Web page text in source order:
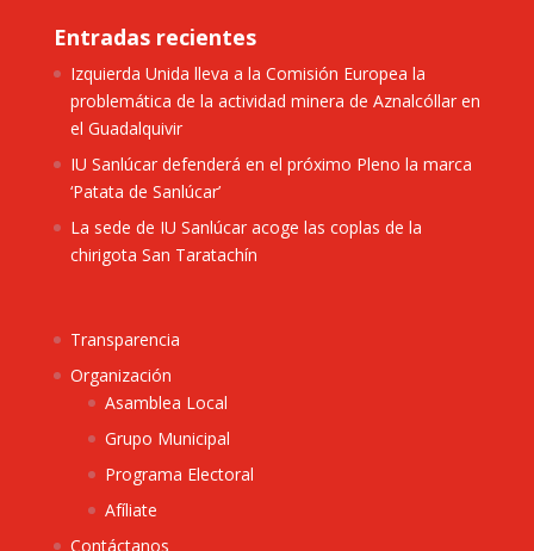
Entradas recientes
Izquierda Unida lleva a la Comisión Europea la
problemática de la actividad minera de Aznalcóllar en
el Guadalquivir
IU Sanlúcar defenderá en el próximo Pleno la marca
‘Patata de Sanlúcar’
La sede de IU Sanlúcar acoge las coplas de la
chirigota San Taratachín
Transparencia
Organización
Asamblea Local
Grupo Municipal
Programa Electoral
Afíliate
Contáctanos